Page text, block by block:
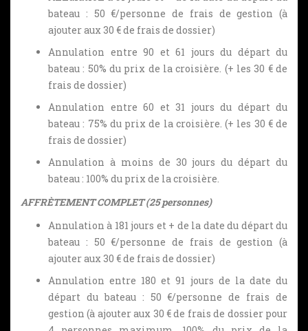
bateau : 50 €/personne de frais de gestion (à
ajouter aux 30 € de frais de dossier)
Annulation entre 90 et 61 jours du départ du
bateau : 50% du prix de la croisière. (+ les 30 € de
frais de dossier)
Annulation entre 60 et 31 jours du départ du
bateau : 75% du prix de la croisière. (+ les 30 € de
frais de dossier)
Annulation à moins de 30 jours du départ du
bateau : 100% du prix de la croisière.
AFFRÈTEMENT COMPLET (25 personnes)
Annulation à 181 jours et + de la date du départ du
bateau : 50 €/personne de frais de gestion (à
ajouter aux 30 € de frais de dossier)
Annulation entre 180 et 91 jours de la date du
départ du bateau : 50 €/personne de frais de
gestion (à ajouter aux 30 € de frais de dossier pour